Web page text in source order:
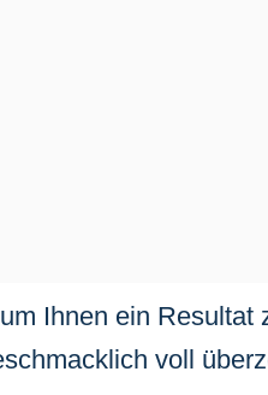
Ihnen ein Resultat
voll